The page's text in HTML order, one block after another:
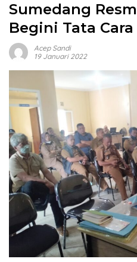
Sumedang
Begini Tata
Acep Sandi
19 Januari 2022